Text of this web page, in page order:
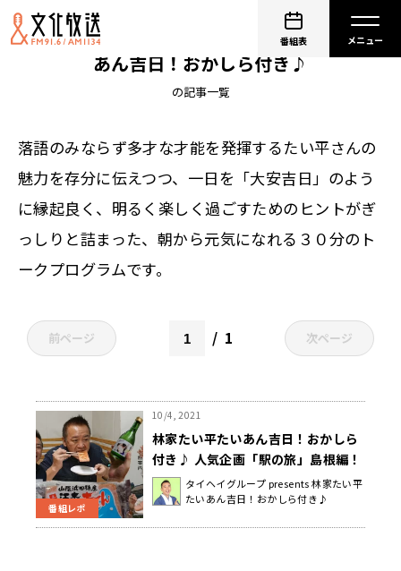
番組表
タイヘイグループ presents 林家たい平 たい
あん吉日！おかしら付き♪
の記事一覧
落語のみならず多才な才能を発揮するたい平さんの
魅力を存分に伝えつつ、一日を「大安吉日」のよう
に縁起良く、明るく楽しく過ごすためのヒントがぎ
っしりと詰まった、朝から元気になれる３０分のト
ークプログラムです。
前ページ 1 次ページ
番組レポ
10/4, 2021
林家たい平たいあん吉日！おかしら
付き♪ 人気企画「駅の旅」島根編！
タイヘイグループ presents 林家たい平
たいあん吉日！おかしら付き♪